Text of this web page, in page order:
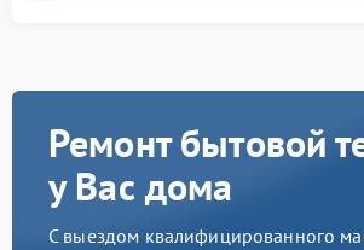
Ремонт бытовой
у Вас дома
С выездом квалифицированного